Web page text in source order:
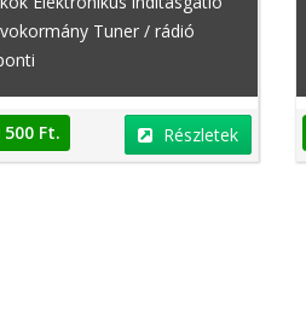
Tuner / rádió
500 Ft. Részletek